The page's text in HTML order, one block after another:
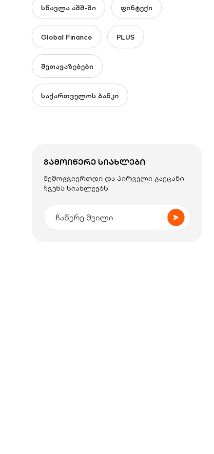
სწავლა აშშ-ში ფინტექი
Global Finance PLUS
შეთავაზებები
საქართველოს ბანკი
ᲒᲐᲛᲝᲘᲬᲔᲠᲔ ᲡᲘᲐᲮᲚᲔᲑᲘ
შემოგვიერთდი და პირველი გაეცანი
ჩვენს სიახლეებს